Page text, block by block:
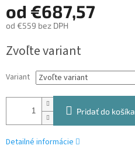
od €687,57
od €559 bez DPH
cena:
Zvoľte variant
Variant
Pridať do košíka
Detailné informácie